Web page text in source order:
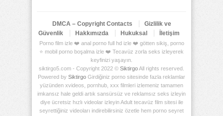
DMCA – Copyright Contacts
Gizlilik ve
Güvenlik
Hakkımızda Hukuksal İletişim
Porno film izle ❤️ anal porno full hd izle ❤️ götten sikiş, porno
⭐ mobil porno boşalma izle ❤️ Tecavüz zorla seks izleyerek
keyfinizi yaşayın.
siktirgo5.com - Copyright 2022 © SiktirgoAll rights reserved.
Powered by Siktirgo Girdiğiniz porno sitesinde fazla reklamlar
yüzünden xvideos, pornhub, xxx filmleri izlemeniz tamamen
imkansız hale geldi artık sansürsüz ve reklamsız seks izleyin
diye ücretsiz hızlı videolar izleyin Adult tecavüz film sitesi ile
seyrettiğiniz videoları indirebilirsiniz özetle hem porno seyret